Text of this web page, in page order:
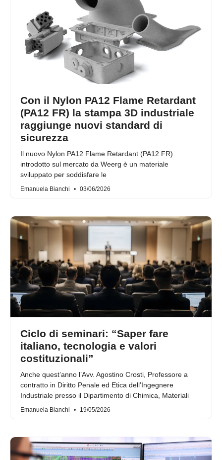
Con il Nylon PA12 Flame Retardant
(PA12 FR) la stampa 3D industriale
raggiunge nuovi standard di
sicurezza
Il nuovo Nylon PA12 Flame Retardant (PA12 FR)
introdotto sul mercato da Weerg è un materiale
sviluppato per soddisfare le
Emanuela Bianchi 03/06/2026
Ciclo di seminari: “Saper fare
italiano, tecnologia e valori
costituzionali”
Anche quest’anno l’Avv. Agostino Crosti, Professore a
contratto in Diritto Penale ed Etica dell’Ingegnere
Industriale presso il Dipartimento di Chimica, Materiali
Emanuela Bianchi 19/05/2026